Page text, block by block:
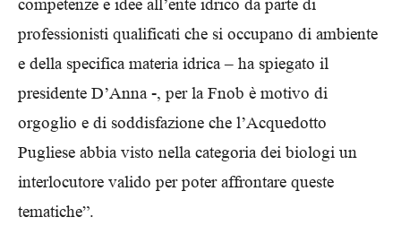
competenze e idee all’ente idrico da parte di
professionisti qualificati che si occupano di ambiente
e della specifica materia idrica – ha spiegato il
presidente D’Anna -, per la Fnob è motivo di
orgoglio e di soddisfazione che l’Acquedotto
Pugliese abbia visto nella categoria dei biologi un
interlocutore valido per poter affrontare queste
tematiche”.